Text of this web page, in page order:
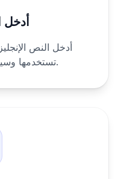
أدخل النص
تستخدمها وسينشئ الصوت وفقًا لذلك.